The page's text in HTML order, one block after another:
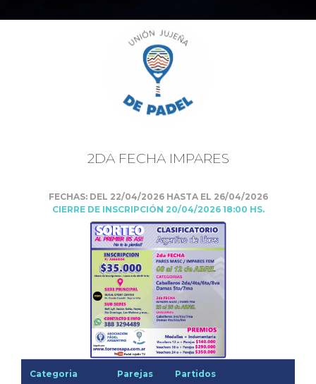
2DA FECHA IMPARES
FECHAS: DEL 22/04/2026 HASTA EL 26/04/2026
CIERRE DE INSCRIPCIÓN 20/04/2026 18:00 HS.
Categoria Parejas Partidos